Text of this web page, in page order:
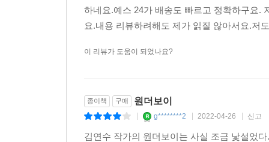
하네요.예스 24가 배송도 빠르고 정확하구요.
요.내용 리뷰하려해도 제가 읽질 않아서요.저
이 리뷰가 도움이 되었나요?
종이책 구매 원더보이
g********2 2022-04-26 신고
김연수 작가의 원더보이는 사실 조금 낯설었